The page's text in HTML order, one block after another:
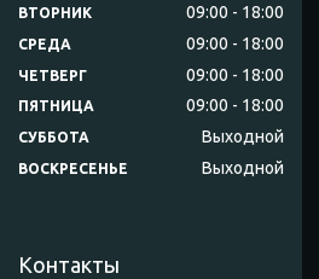
ВТОРНИК 09:00 18:00
СРЕДА 09:00 18:00
ЧЕТВЕРГ 09:00 18:00
ПЯТНИЦА 09:00 18:00
СУББОТА Выходной
ВОСКРЕСЕНЬЕ Выходной
Контакты